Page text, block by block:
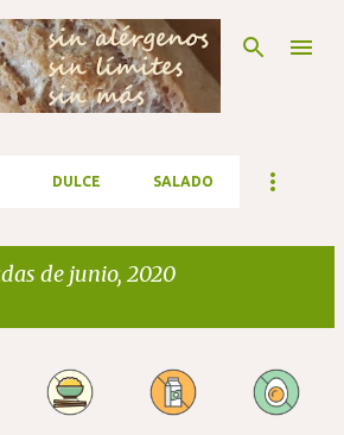
Ir al contenido principal
DULCE SALADO
de junio, 2020